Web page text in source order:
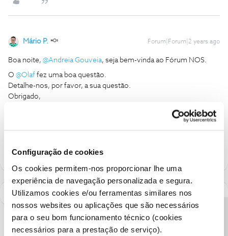
Configuração de cookies
Os cookies permitem-nos proporcionar lhe uma
experiência de navegação personalizada e segura.
Utilizamos cookies e/ou ferramentas similares nos
nossos websites ou aplicações que são necessários
para o seu bom funcionamento técnico (cookies
necessários para a prestação de serviço).
Mário P. Forum|Forum|2 years ago
Boa noite, @Andreia Gouveia, seja bem-vinda ao Fórum NOS.
O @Olaf fez uma boa questão.
Detalhe-nos, por favor, a sua questão.
Obrigado,